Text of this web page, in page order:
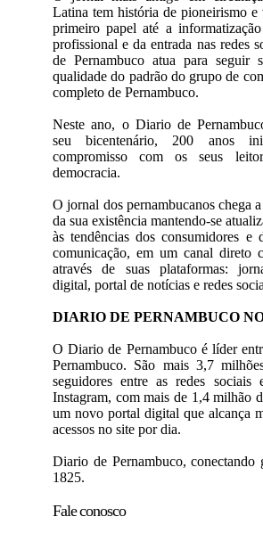
Latina tem história de pioneirismo e
primeiro papel até a
profissional e da entrada nas redes
de Pernambuco atua para seguir
qualidade do padrão do grupo de
completo de Pernambuco.
Neste ano, o Diario de
seu bicentenário, 200 anos
compromisso com os seus
democracia.
O jornal dos pernambucanos chega
da sua existência mantendo-se
às tendências dos consumidores e
comunicação, em um canal direto
através de suas plataformas:
digital, portal de notícias e redes
DIARIO DE PERNAMBUCO
O Diario de Pernambuco é líder
Pernambuco. São mais 3,7
seguidores entre as redes sociais
Instagram, com mais de 1,4 milhão
um novo portal digital que alcança
acessos no site por dia.
Diario de Pernambuco, conectando
1825.
Fale conosco